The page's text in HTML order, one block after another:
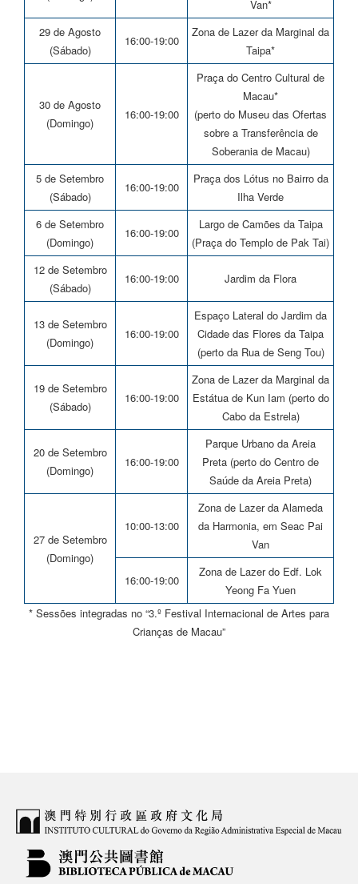
Van*
29 de Agosto
(Sábado)
16:00-19:00
Zona de Lazer da Marginal da
Taipa*
30 de Agosto
(Domingo)
16:00-19:00
Praça do Centro Cultural de
Macau*
(perto do Museu das Ofertas
sobre a Transferência de
Soberania de Macau)
5 de Setembro
(Sábado)
16:00-19:00
Praça dos Lótus no Bairro da
Ilha Verde
6 de Setembro
(Domingo)
16:00-19:00
Largo de Camões da Taipa
(Praça do Templo de Pak Tai)
12 de Setembro
(Sábado)
16:00-19:00 Jardim da Flora
13 de Setembro
(Domingo)
16:00-19:00
Espaço Lateral do Jardim da
Cidade das Flores da Taipa
(perto da Rua de Seng Tou)
19 de Setembro
(Sábado)
16:00-19:00
Zona de Lazer da Marginal da
Estátua de Kun Iam (perto do
Cabo da Estrela)
20 de Setembro
(Domingo)
16:00-19:00
Parque Urbano da Areia
Preta (perto do Centro de
Saúde da Areia Preta)
27 de Setembro
(Domingo)
10:00-13:00
Zona de Lazer da Alameda
da Harmonia, em Seac Pai
Van
16:00-19:00
Zona de Lazer do Edf. Lok
Yeong Fa Yuen
* Sessões integradas no “3.º Festival Internacional de Artes para
Crianças de Macau”